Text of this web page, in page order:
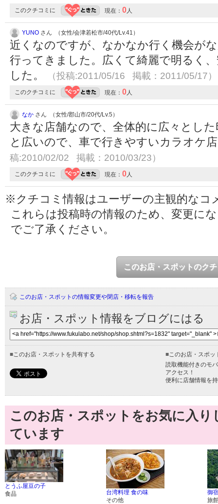
このクチコミに 現在： 0 人
YUNO さん （女性/会津若松市/40代/Lv.41）
近くなのですが、なかなか行く機会が
行ってきました。広くて綺麗で明るく
した。
（投稿:2011/05/16 掲載：2011/05/17）
このクチコミに 現在： 0 人
なか さん （女性/郡山市/20代/Lv.5）
大きな店舗なので、全体的に広々とし
と広いので、車で行きやすいカラオケ
稿:2010/02/02 掲載：2010/03/23）
このクチコミに 現在： 0 人
※クチコミ情報はユーザーの主観的なコ
これらは投稿時の情報のため、変更に
でご了承ください。
このお店・スポットのク
このお店・スポットの情報変更や閉店・移転を報告
お店・スポット情報をブログにはる
■ このお店・スポットを共有する ■ このお店・スポ
読取機能付きのモ
アクセス！
便利に店舗情報を
このお店・スポットをお気に入
ています
とうふ屋豆の子
食品
台湾料理 食の味
その他
御
旅